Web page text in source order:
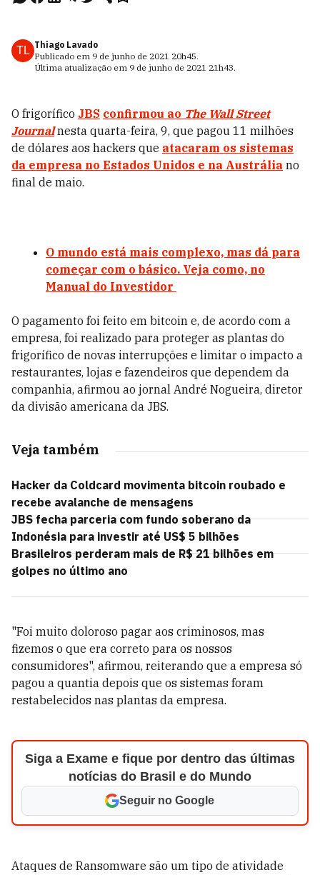
TL Thiago Lavado
Publicado em 9 de junho de 2021 20h45.
Última atualização em 9 de junho de 2021 21h43.
O frigorífico JBS confirmou ao The Wall Street
Journalnesta quarta-feira, 9, que pagou 11 milhões
de dólares aos hackers que atacaram os sistemas
da empresa no Estados Unidos e na Austrália no
final de maio.
O mundo está mais complexo, mas dá para
começar com o básico. Veja como, no
Manual do Investidor
O pagamento foi feito em bitcoin e, de acordo com a
empresa, foi realizado para proteger as plantas do
frigorífico de novas interrupções e limitar o impacto a
restaurantes, lojas e fazendeiros que dependem da
companhia, afirmou ao jornal André Nogueira, diretor
da divisão americana da JBS.
Veja também
Hacker da Coldcard movimenta bitcoin roubado e
recebe avalanche de mensagens
JBS fecha parceria com fundo soberano da
Indonésia para investir até US$ 5 bilhões
Brasileiros perderam mais de R$ 21 bilhões em
golpes no último ano
"Foi muito doloroso pagar aos criminosos, mas
fizemos o que era correto para os nossos
consumidores", afirmou, reiterando que a empresa só
pagou a quantia depois que os sistemas foram
restabelecidos nas plantas da empresa.
Siga a Exame e fique por dentro das últimas
notícias do Brasil e do Mundo
Seguir no Google
Ataques de Ransomware são um tipo de atividade